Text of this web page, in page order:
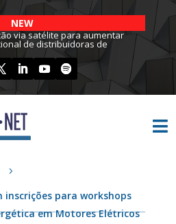
NEW
via satélite para aumentar
de distribuidoras de

inscrições para workshops
em Motores Elétricos